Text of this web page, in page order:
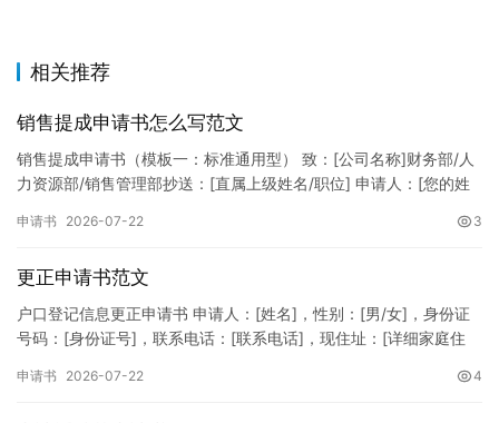
相关推荐
销售提成申请书怎么写范文
销售提成申请书（模板一：标准通用型） 致：[公司名称]财务部/人
力资源部/销售管理部抄送：[直属上级姓名/职位] 申请人：[您的姓
申请书 2026-07-22 3
更正申请书范文
户口登记信息更正申请书 申请人：[姓名]，性别：[男/女]，身份证
号码：[身份证号]，联系电话：[联系电话]，现住址：[详细家庭住
申请书 2026-07-22 4